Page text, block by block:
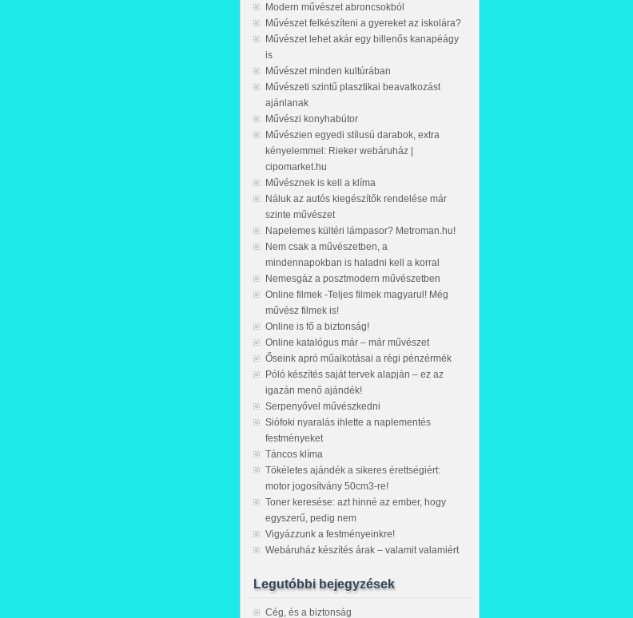
Modern művészet abroncsokból
Művészet felkészíteni a gyereket az iskolára?
Művészet lehet akár egy billenős kanapéágy
is
Művészet minden kultúrában
Művészeti szintű plasztikai beavatkozást
ajánlanak
Művészi konyhabútor
Művészien egyedi stílusú darabok, extra
kényelemmel: Rieker webáruház |
cipomarket.hu
Művésznek is kell a klíma
Náluk az autós kiegészítők rendelése már
szinte művészet
Napelemes kültéri lámpasor? Metroman.hu!
Nem csak a művészetben, a
mindennapokban is haladni kell a korral
Nemesgáz a posztmodern művészetben
Online filmek -Teljes filmek magyarul! Még
művész filmek is!
Online is fő a biztonság!
Online katalógus már – már művészet
Őseink apró műalkotásai a régi pénzérmék
Póló készítés saját tervek alapján – ez az
igazán menő ajándék!
Serpenyővel művészkedni
Siófoki nyaralás ihlette a naplementés
festményeket
Táncos klíma
Tökéletes ajándék a sikeres érettségiért:
motor jogosítvány 50cm3-re!
Toner keresése: azt hinné az ember, hogy
egyszerű, pedig nem
Vigyázzunk a festményeinkre!
Webáruház készítés árak – valamit valamiért
Legutóbbi bejegyzések
Cég, és a biztonság